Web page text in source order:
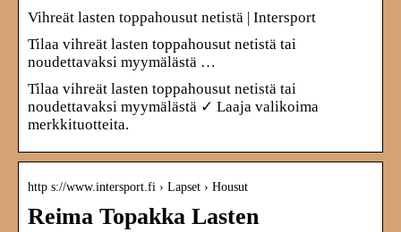
Vihreät lasten toppahousut netistä | Intersport
Tilaa vihreät lasten toppahousut netistä tai
noudettavaksi myymälästä …
Tilaa vihreät lasten toppahousut netistä tai
noudettavaksi myymälästä ✓ Laaja valikoima
merkkituotteita.
http s://www.intersport.fi › Lapset › Housut
Reima Topakka Lasten